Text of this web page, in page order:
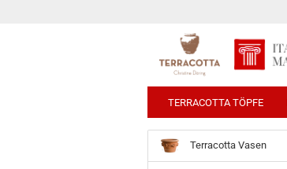
TERRACOTTA TÖPFE
Terracotta Vasen